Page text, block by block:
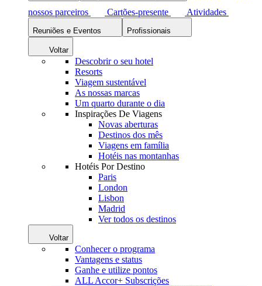
nossos parceiros
Cartões-presente Atividades
Reuniões e Eventos Profissionais
Voltar
Descobrir o seu hotel
Resorts
Viagem sustentável
As nossas marcas
Um quarto durante o dia
Inspirações De Viagens
Novas aberturas
Destinos dos mês
Viagens em família
Hotéis nas montanhas
Hotéis Por Destino
Paris
London
Lisbon
Madrid
Ver todos os destinos
Voltar
Conhecer o programa
Vantagens e status
Ganhe e utilize pontos
ALL Accor+ Subscrições